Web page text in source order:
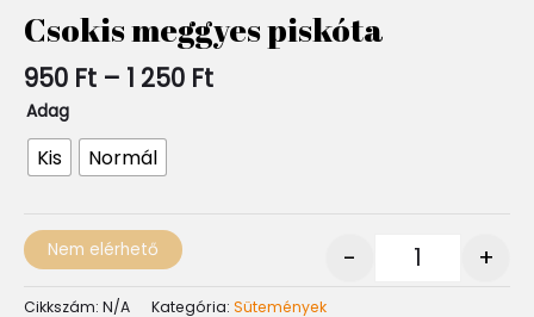
Csokis meggyes piskóta
950 Ft – 1 250 Ft
-
1
250 Ft
Adag
Kis Normál
- +
Nem elérhető
Cikkszám: N/A Kategória: Sütemények